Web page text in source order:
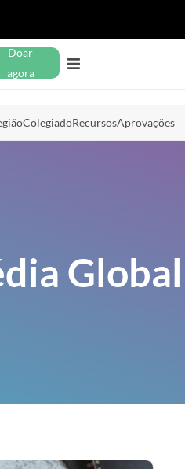
Doar
agora
ColegiadoRecursosAprovações
Global